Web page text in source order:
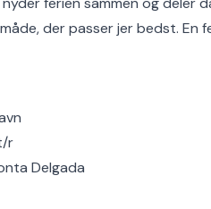
der passer jer bedst. En
r
Delgada